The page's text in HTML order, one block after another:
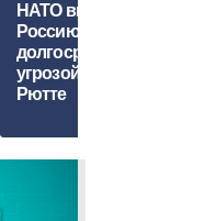
НАТО вновь признает
Россию
долгосрочной
угрозой, заявил
Рютте